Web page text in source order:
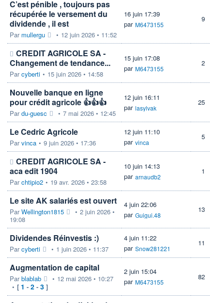
C’est pénible , toujours pas
récupérée le versement du
dividende , il est
Par mullergu • 12 juin 2026 • 11:52
16 juin 17:39
par M6473155
9
CREDIT AGRICOLE SA -
Changement de tendance...
Parcyberti • 15 juin 2026 • 14:58
15 juin 17:08
par M6473155
2
Nouvelle banque en ligne
pour crédit agricole 👍👍👍
Pardu-guesc • 7 mai 2026 • 12:45
12 juin 16:11
par lasylvak
25
Le Cedric Agricole
Parvinca • 9 juin 2026 • 17:36
12 juin 11:10
par vinca
5
CREDIT AGRICOLE SA -
aca edit 1904
Parchtipio2 • 19 avr. 2026 • 23:58
10 juin 14:13
par arnaudb2
1
Le site AK salariés est ouvert
ParWellington1815 • 2 juin 2026 •
19:08
4 juin 22:06
par Guigui.48
13
Dividendes Réinvestis :)
Parcyberti • 1 juin 2026 • 11:37
4 juin 11:22
par Snow281221
11
Augmentation de capital
Parblablab • 12 mai 2026 • 10:27
• [ 1 - 2 - 3 ]
2 juin 15:04
par M6473155
82